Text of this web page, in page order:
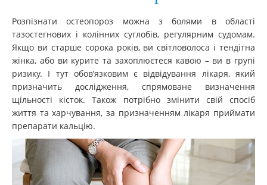
Розпізнати остеопороз можна з болями в області
тазостегнових і колінних суглобів, регулярним судомам.
Якщо ви старше сорока років, ви світловолоса і тендітна
жінка, або ви курите та захоплюєтеся кавою – ви в групі
ризику. І тут обов’язковим є відвідування лікаря, який
призначить дослідження, спрямоване визначення
щільності кісток. Також потрібно змінити свій спосіб
життя та харчування, за призначенням лікаря приймати
препарати кальцію.